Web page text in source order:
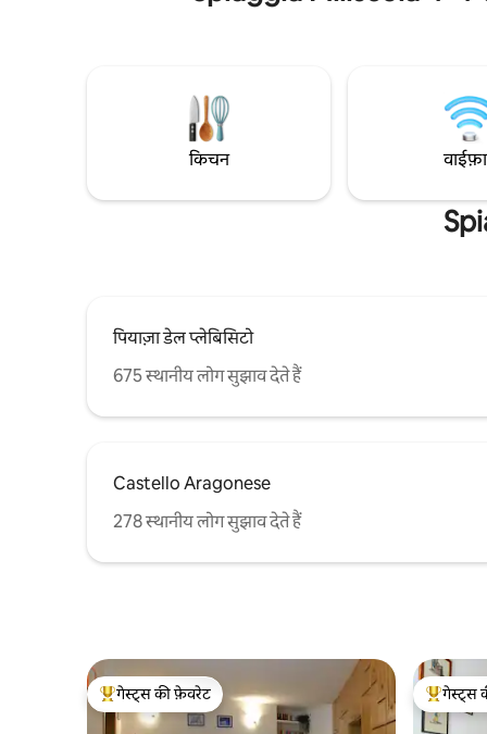
किमी) मिनोरी (2.5 किमी) कापरी द्वीप (नाव से)।
हस्तशिल्प
किचन
पियाज़ा डेल प्लेबिसिटो
675 स्थानीय लोग सुझाव देते हैं
Castello Aragonese
278 स्थानीय लोग सुझाव देते हैं
गेस्ट्स का टॉप फ़ेवरेट
गेस्ट्स की फ़ेवरेट
गेस्ट्स का
गेस्ट्स